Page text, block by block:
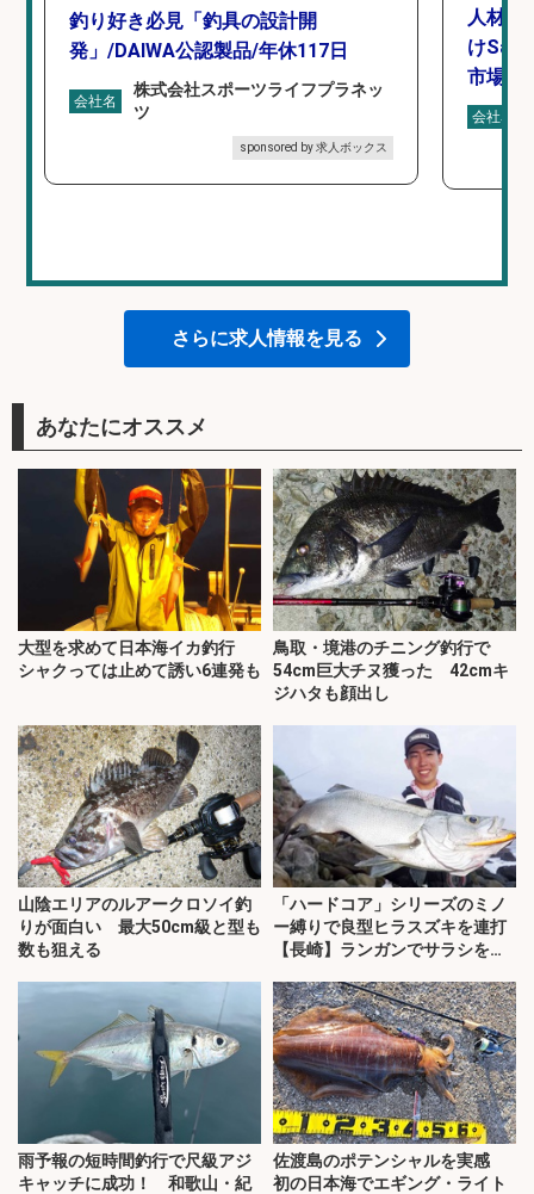
釣り好き必見「釣具の設計開
発」/DAIWA公認製品/年休117日
会社名
株式会社スポーツライフプラネッ
ツ
sponsored by 求人ボックス
人材紹
け
市場上
会社名
さらに求人情報を見る
あなたにオススメ
大型を求めて日本海イカ釣行
シャクっては止めて誘い6連発も
鳥取・境港のチニング釣行で
54cm巨大チヌ獲った 42cmキ
ジハタも顔出し
山陰エリアのルアークロソイ釣
りが面白い 最大50cm級と型も
数も狙える
「ハードコア」シリーズのミノ
ー縛りで良型ヒラスズキを連打
【長崎】ランガンでサラシを攻
雨予報の短時間釣行で尺級アジ
キャッチに成功！ 和歌山・紀
佐渡島のポテンシャルを実感
初の日本海でエギング・ライト